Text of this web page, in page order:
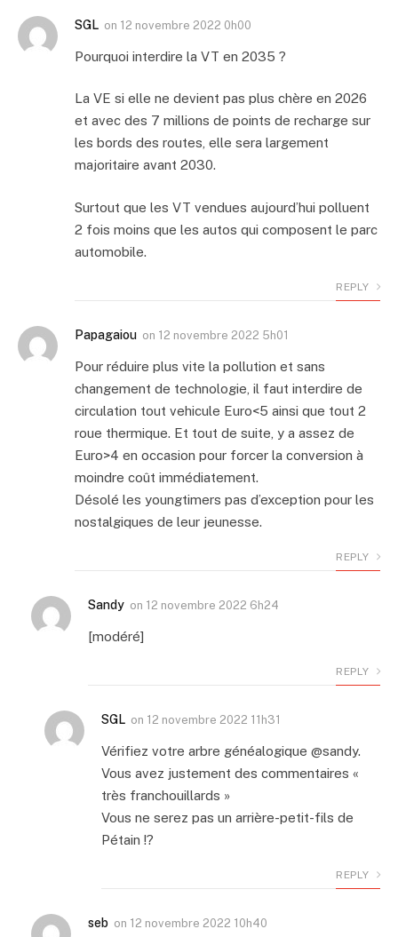
SGL on 12 novembre 2022 0h00
Pourquoi interdire la VT en 2035 ?
La VE si elle ne devient pas plus chère en 2026
et avec des 7 millions de points de recharge sur
les bords des routes, elle sera largement
majoritaire avant 2030.
Surtout que les VT vendues aujourd’hui polluent
2 fois moins que les autos qui composent le parc
automobile.
REPLY
Papagaiou on 12 novembre 2022 5h01
Pour réduire plus vite la pollution et sans
changement de technologie, il faut interdire de
circulation tout vehicule Euro<5 ainsi que tout 2
roue thermique. Et tout de suite, y a assez de
Euro>4 en occasion pour forcer la conversion à
moindre coût immédiatement.
Désolé les youngtimers pas d’exception pour les
nostalgiques de leur jeunesse.
REPLY
Sandy on 12 novembre 2022 6h24
[modéré]
REPLY
SGL on 12 novembre 2022 11h31
Vérifiez votre arbre généalogique @sandy.
Vous avez justement des commentaires «
très franchouillards »
Vous ne serez pas un arrière-petit-fils de
Pétain !?
REPLY
seb on 12 novembre 2022 10h40